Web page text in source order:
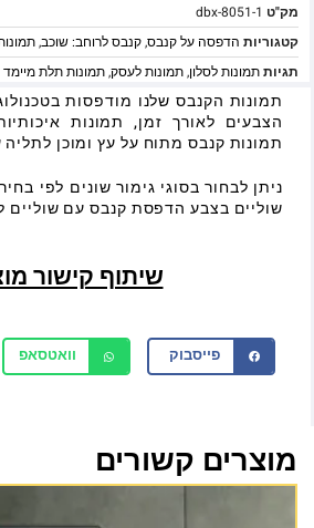
מק"ט dbx-8051-1
קטגוריות הדפסה על קנבס,קנבס לרוחב: שוכב,
תגיותתמונות לסלון,תמונות לעסק,תמונות תלת מיימד
תמונות הקנבס שלנו מודפסות
הצבעים לאורך זמן, תמונות
תמונות קנבס מתוח על עץ ומוכן לתליה
ניתן לבחור בסוגי גימור שונים לפי
שוליים בצבע הדפסת קנבס עם שוליים
שיתוף קישור
פייסבוק וואטסאפ
מוצרים קשורים